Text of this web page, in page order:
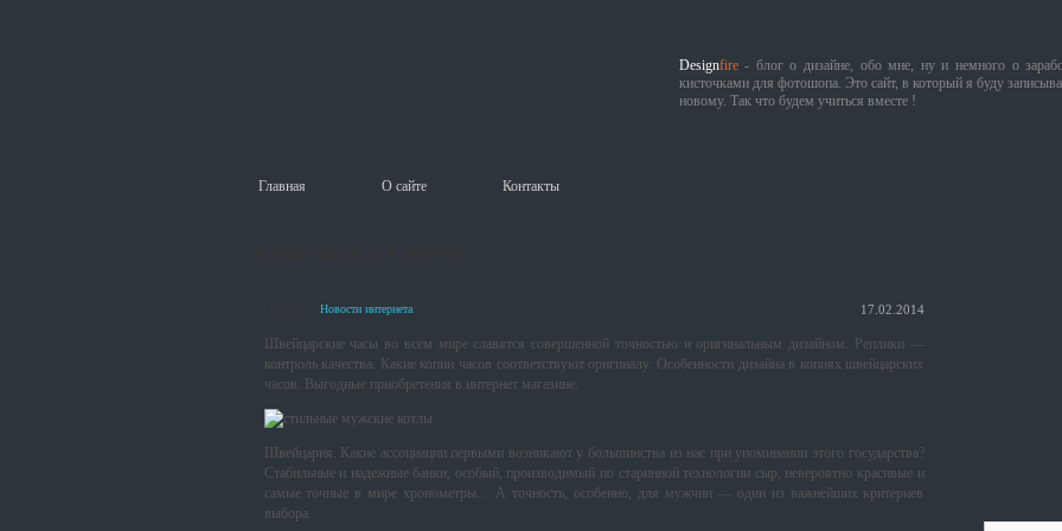
Designfire- блог о дизайне, обо мне, ну и немного о
кисточками для фотошопа. Это сайт, в который я буду
новому. Так что будем учиться вместе !
Главная О сайте Контакты
Новости интернета 17.02.2014
Швейцарские часы во всем мире славятся совершенной точностью и оригинальным дизайном. Реплики —
контроль качества. Какие копии часов соответствуют оригиналу. Особенности дизайна в копиях швейцарских
часов. Выгодные приобретения в интернет магазине.
Швейцария. Какие ассоциации первыми возникают у большинства из нас при упоминании этого государства?
Стабильные и надежные банки, особый, производимый по старинной технологии сыр, невероятно красивые и
самые точные в мире хронометры… А точность, особенно, для мужчин — один из важнейших критериев
выбора.